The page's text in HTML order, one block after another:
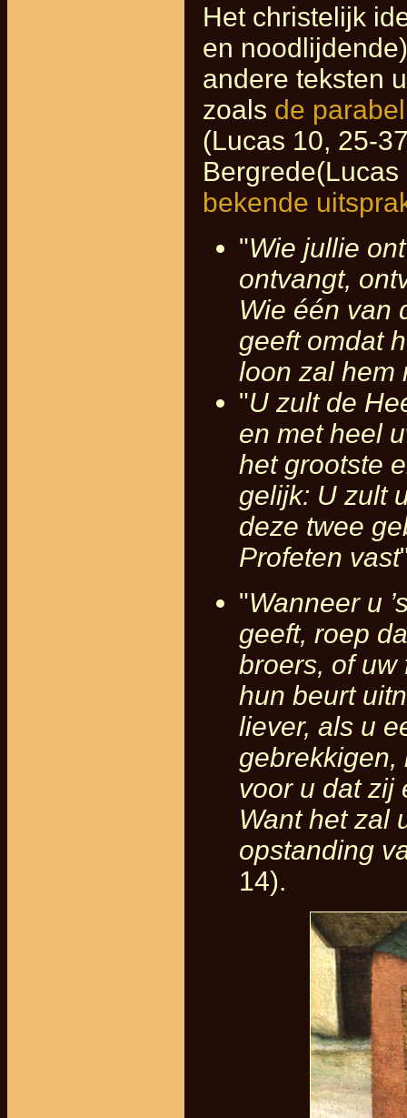
Het christelijk
en
andere teksten
zoals de
(Lucas 10, 25-
bekende
"Wie jullie
ontvangt,
Wie één van
geeft omdat
loon zal hem
"U zult de
en met heel
het grootste
gelijk: U zult
deze twee
Profeten vast
"Wanneer u
geeft, roep
broers, of uw
hun beurt
liever, als u
gebrekkigen,
voor u dat zij
Want het zal
opstanding
14).